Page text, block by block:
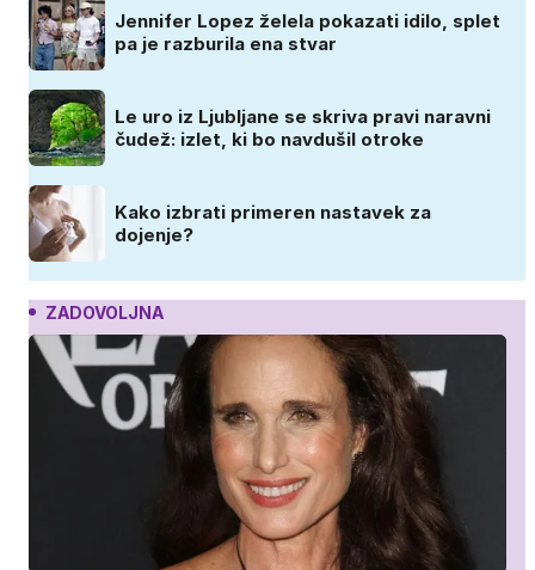
Jennifer Lopez želela pokazati idilo, splet
pa je razburila ena stvar
Le uro iz Ljubljane se skriva pravi naravni
čudež: izlet, ki bo navdušil otroke
Kako izbrati primeren nastavek za
dojenje?
ZADOVOLJNA